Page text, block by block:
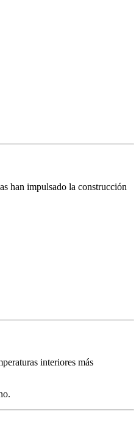
han impulsado la construcción
interiores más